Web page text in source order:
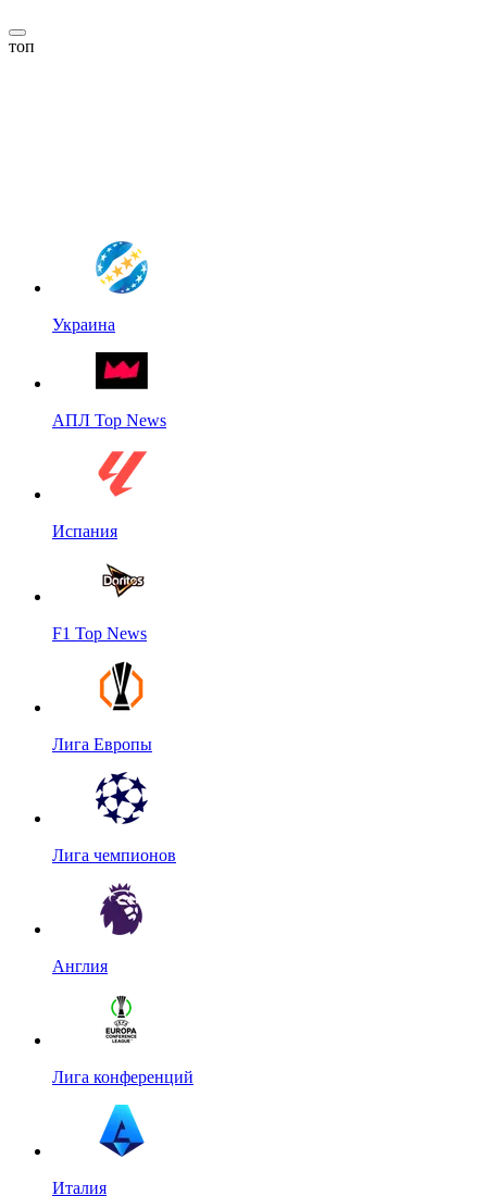
топ
Украина
АПЛ Top News
Испания
F1 Top News
Лига Европы
Лига чемпионов
Англия
Лига конференций
Италия